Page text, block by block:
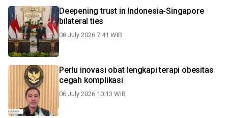
Deepening trust in Indonesia-Singapore
bilateral ties
08 July 2026 7:41 WIB
Perlu inovasi obat lengkapi terapi obesitas
cegah komplikasi
06 July 2026 10:13 WIB